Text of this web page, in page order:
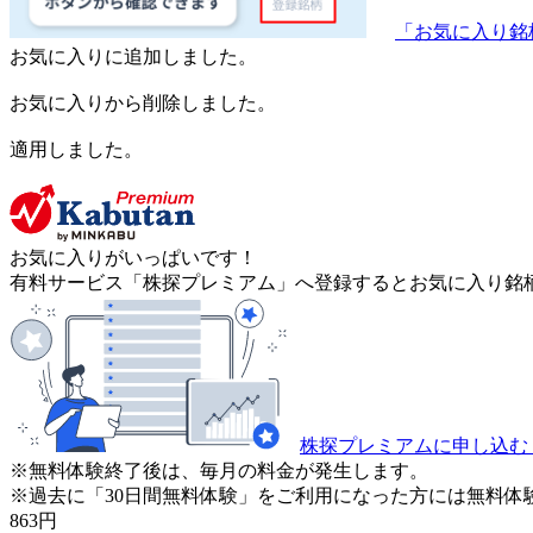
「お気に入り
お気に入りに追加しました。
お気に入りから削除しました。
適用しました。
お気に入りがいっぱいです！
有料サービス「株探プレミアム」へ登録するとお気に入り
株探プレミアムに申し込む
※無料体験終了後は、毎月の料金が発生します。
※過去に「30日間無料体験」をご利用になった方には無料体
863円